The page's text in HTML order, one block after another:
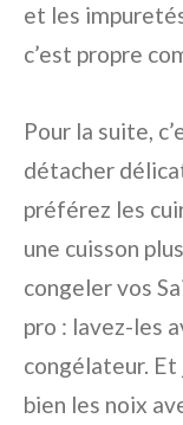
et les
c’est propre
Pour la suite,
détacher
préférez les
une cuisson
congeler vos
pro : lavez-les
congélateur. Et
bien les noix